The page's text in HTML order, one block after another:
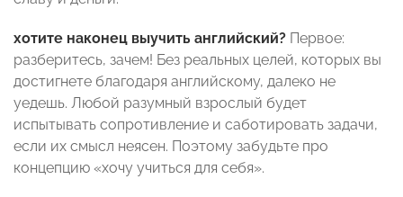
хотите наконец выучить английский? Первое:
разберитесь, зачем! Без реальных целей, которых вы
достигнете благодаря английскому, далеко не
уедешь. Любой разумный взрослый будет
испытывать сопротивление и саботировать задачи,
если их смысл неясен. Поэтому забудьте про
концепцию «хочу учиться для себя».